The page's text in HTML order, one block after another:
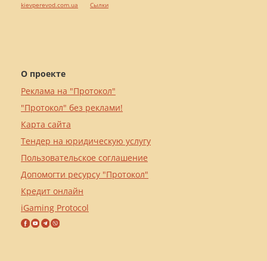
О проекте
Реклама на "Протокол"
"Протокол" без реклами!
Карта сайта
Тендер на юридическую услугу
Пользовательское соглашение
Допомогти ресурсу "Протокол"
Кредит онлайн
iGaming Protocol
kievperevod.com.ua
Cылки